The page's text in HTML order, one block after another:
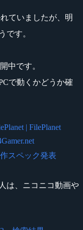
ていましたが、明
です。
中です。
で動くかどうか確
| FilePlanet
スペック発表
は、ニコニコ動画や